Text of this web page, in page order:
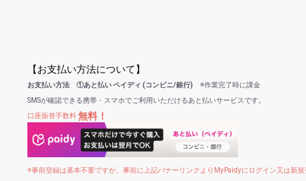
【お支払い方法について】
お支払い方法 ①あと払い ペイディ (コンビニ/銀行) ※作業完了時に課金
SMSが確認できる携帯・スマホでご利用いただけるあと払いサービスです。
口座振替手数料無料！
※事前登録は基本不要ですが、事前に上記バナーリンクよりMyPaidyにログイン又は新